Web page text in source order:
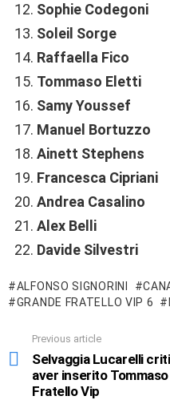
Sophie Codegoni
Soleil Sorge
Raffaella Fico
Tommaso Eletti
Samy Youssef
Manuel Bortuzzo
Ainett Stephens
Francesca Cipriani
Andrea Casalino
Alex Belli
Davide Silvestri
ALFONSO SIGNORINI
GRANDE FRATELLO VIP 6
more
Previous article
Selvaggia Lucarelli
aver inserito
Fratello Vip